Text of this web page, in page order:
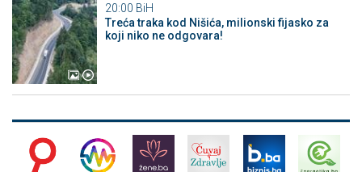
20:00 BiH
Treća traka kod Nišića, milionski fijasko za
koji niko ne odgovara!